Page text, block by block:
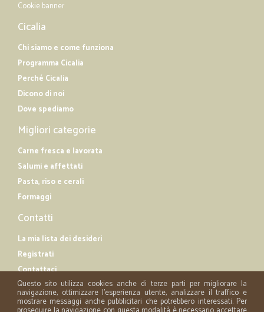
Cookie banner
Cicalia
Chi siamo e come funziona
Programma Cicalia
Perché Cicalia
Dicono di noi
Dove spediamo
Migliori categorie
Carne fresca e lavorata
Salumi e affettati
Pasta, riso e cerali
Formaggi
Contatti
La mia lista dei desideri
Registrati
Contattaci
Questo sito utilizza cookies anche di terze parti per migliorare la
navigazione, ottimizzare l'esperienza utente, analizzare il traffico e
mostrare messaggi anche pubblicitari che potrebbero interessati. Per